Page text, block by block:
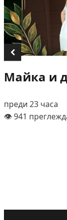
Майка и
преди 23 часа
👁️ 941